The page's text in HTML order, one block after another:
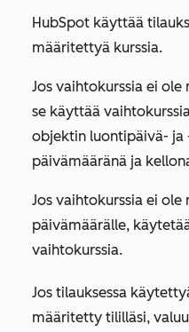
HubSpot käyttää
määritettyä kurssia.
Jos vaihtokurssia ei
se käyttää
objektin luontipäivä- ja
päivämääränä ja
Jos vaihtokurssia ei
päivämäärälle,
vaihtokurssia.
Jos tilauksessa
määritetty tililläsi,